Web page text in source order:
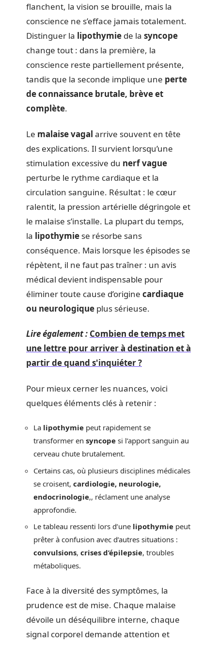
flanchent, la vision se brouille, mais la
conscience ne s’efface jamais totalement.
Distinguer la lipothymie de la syncope
change tout : dans la première, la
conscience reste partiellement présente,
tandis que la seconde implique une perte
de connaissance brutale, brève et
complète.
Le malaise vagal arrive souvent en tête
des explications. Il survient lorsqu’une
stimulation excessive du nerf vague
perturbe le rythme cardiaque et la
circulation sanguine. Résultat : le cœur
ralentit, la pression artérielle dégringole et
le malaise s’installe. La plupart du temps,
la lipothymie se résorbe sans
conséquence. Mais lorsque les épisodes se
répètent, il ne faut pas traîner : un avis
médical devient indispensable pour
éliminer toute cause d’origine cardiaque
ou neurologique plus sérieuse.
Lire également : Combien de temps met
une lettre pour arriver à destination et à
partir de quand s'inquiéter ?
Pour mieux cerner les nuances, voici
quelques éléments clés à retenir :
La lipothymie peut rapidement se
transformer en syncope si l’apport sanguin au
cerveau chute brutalement.
Certains cas, où plusieurs disciplines médicales
se croisent, cardiologie, neurologie,
endocrinologie,, réclament une analyse
approfondie.
Le tableau ressenti lors d’une lipothymie peut
prêter à confusion avec d’autres situations :
convulsions, crises d’épilepsie, troubles
métaboliques.
Face à la diversité des symptômes, la
prudence est de mise. Chaque malaise
dévoile un déséquilibre interne, chaque
signal corporel demande attention et